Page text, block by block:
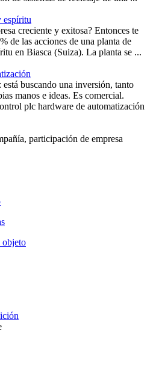
espíritu
creciente y exitosa? Entonces te
de las acciones de una planta de
en Biasca (Suiza). La planta se ...
está buscando una inversión, tanto
manos e ideas. Es comercial.
plc hardware de automatización
participación de empresa
objeto